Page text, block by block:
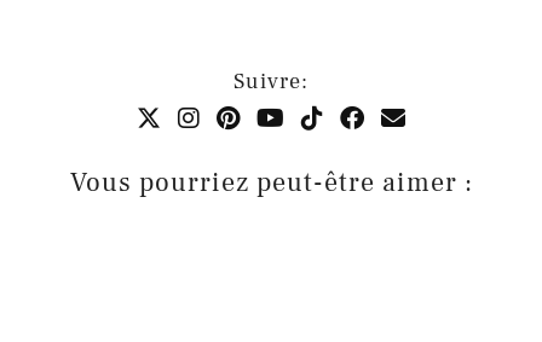
Suivre:
Vous pourriez peut-être aimer :